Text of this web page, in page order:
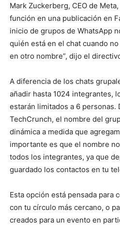
Mark Zuckerberg, CEO de
función en una publicación en
inicio de grupos de WhatsApp
quién está en el chat cuando
en otro nombre”, dijo el
A diferencia de los chats
añadir hasta 1024 integrantes,
estarán limitados a 6 personas.
TechCrunch, el nombre del
dinámica a medida que
importante es que el nombre
todos los integrantes, ya que
guardado los contactos en tu
Esta opción está pensada para
con tu círculo más cercano, o
creados para un evento en